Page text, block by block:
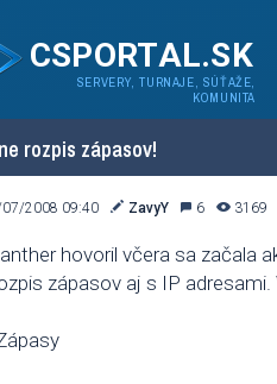
CSPORTAL.SK
SERVERY, TURNAJE, SÚŤAŽE,
KOMUNITA
rozpis zápasov!
2008 09:40 ZavyY 6 3169
hovoril včera sa začala
zápasov aj s IP adresami.